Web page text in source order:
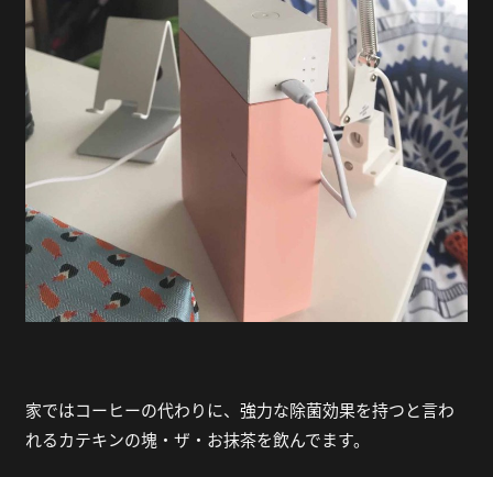
家ではコーヒーの代わりに、強力な除菌効果を持つと言わ
れるカテキンの塊・ザ・お抹茶を飲んでます。